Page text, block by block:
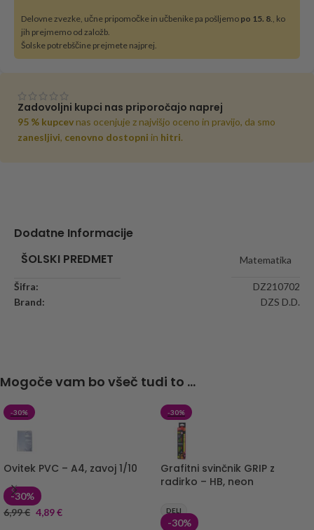
Delovne zvezke, učne pripomočke in učbenike pa pošljemo po 15. 8., ko
jih prejmemo od založb.
Šolske potrebščine prejmete najprej.
Zadovoljni kupci nas priporočajo naprej
95 % kupcev nas ocenjuje z najvišjo oceno in pravijo, da smo
zanesljivi, cenovno dostopni in hitri.
Dodatne Informacije
ŠOLSKI PREDMET
Matematika
Šifra:
DZ210702
Brand:
DZS D.D.
Mogoče vam bo všeč tudi to ...
-30%
Ovitek PVC – A4, zavoj 1/10
-30%
6,99€ 4,89€
-30%
Grafitni svinčnik GRIP z
radirko – HB, neon
DELI
-30%